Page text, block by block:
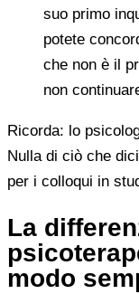
suo primo
potete
che non è il
non
Ricorda: lo
Nulla di ciò che
per i colloqui in
La
modo